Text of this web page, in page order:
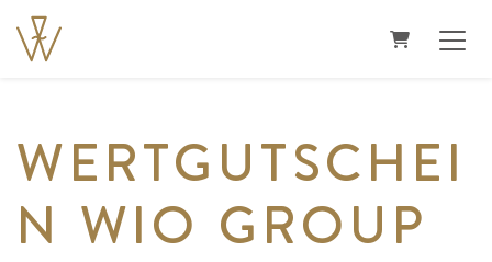
WERTGUTSCHEI
N WIO GROUP